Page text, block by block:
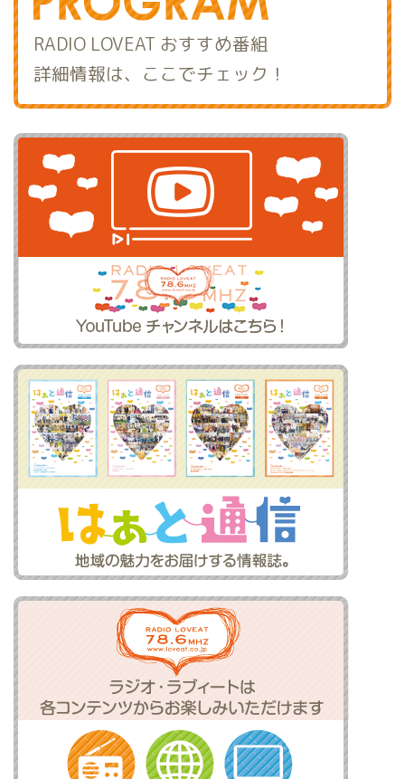
RADIO LOVEAT おすすめ番組
詳細情報は、ここでチェック！